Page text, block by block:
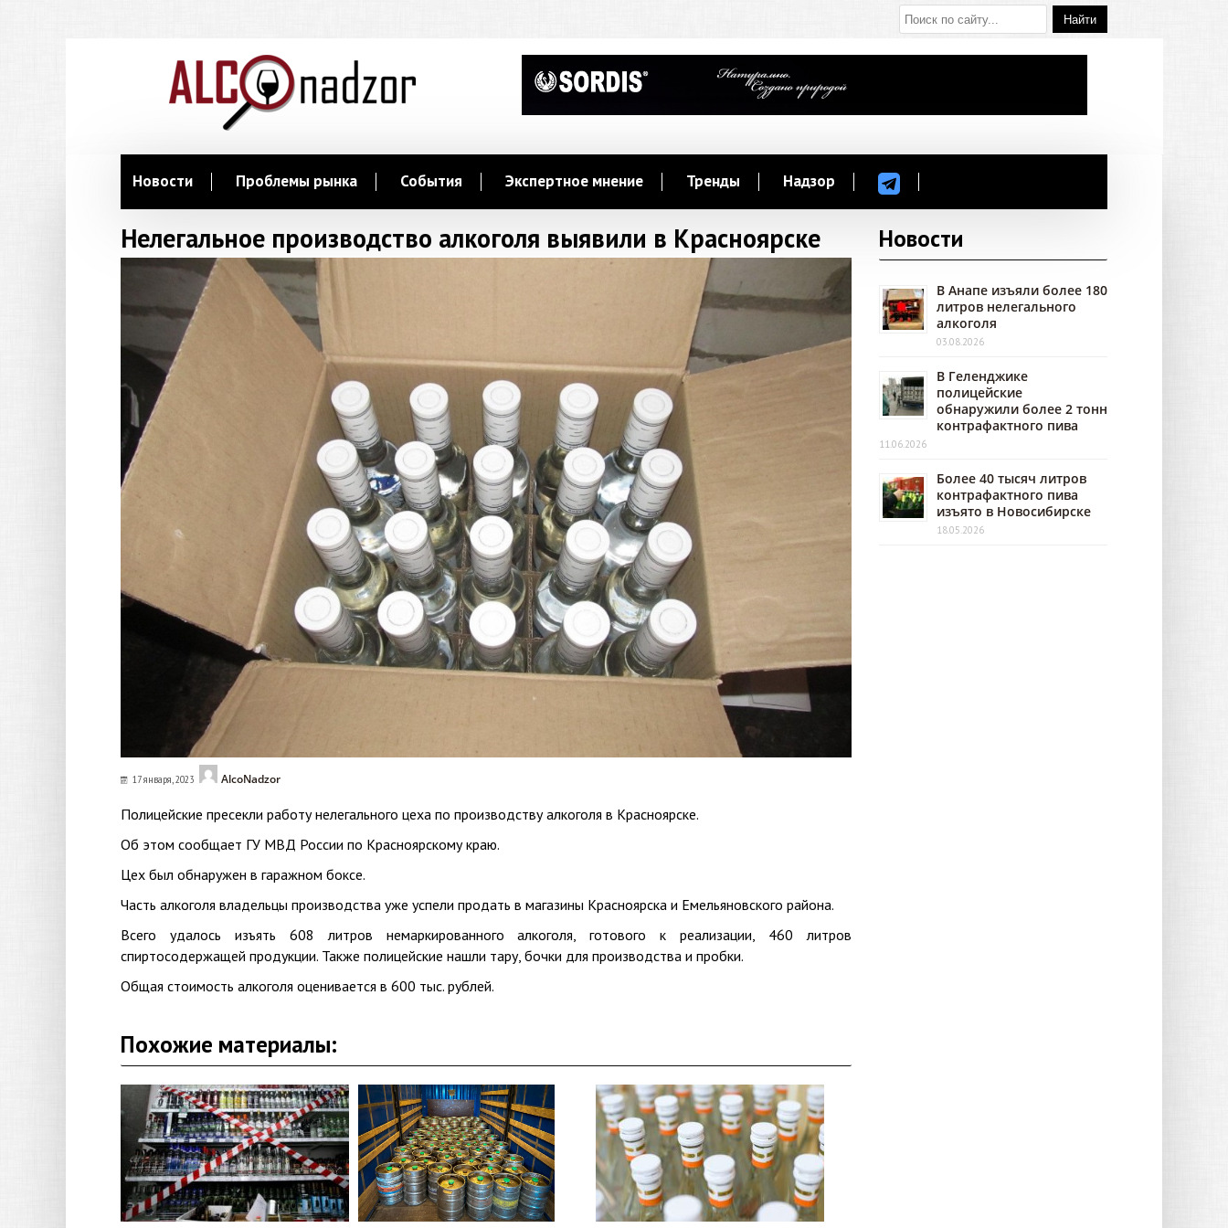
Новости Проблемы рынка События Экспертное мнение Тренды Надзор
Нелегальное производство алкоголя выявили в Красноярске
17 января, 2023 AlcoNadzor
Полицейские пресекли работу нелегального цеха по производству алкоголя в Красноярске.
Об этом сообщает ГУ МВД России по Красноярскому краю.
Цех был обнаружен в гаражном боксе.
Часть алкоголя владельцы производства уже успели продать в магазины Красноярска и Емельяновского района.
Всего удалось изъять 608 литров немаркированного алкоголя, готового к реализации, 460 литров
спиртосодержащей продукции. Также полицейские нашли тару, бочки для производства и пробки.
Общая стоимость алкоголя оценивается в 600 тыс. рублей.
Похожие материалы:
Новости
В Анапе изъяли более 180
литров нелегального
алкоголя
03.08.2026
В Геленджике
полицейские
обнаружили более 2 тонн
контрафактного пива
11.06.2026
Более 40 тысяч литров
контрафактного пива
изъято в Новосибирске
18.05.2026